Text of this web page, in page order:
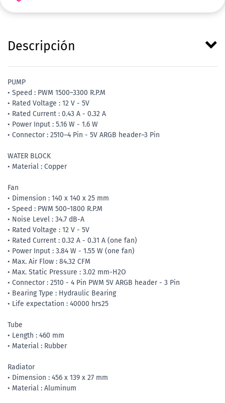
Descripción
PUMP
• Speed : PWM 1500~3300 R.P.M
• Rated Voltage : 12 V - 5V
• Rated Current : 0.43 A - 0.32 A
• Power Input : 5.16 W - 1.6 W
• Connector : 2510–4 Pin - 5V ARGB header–3 Pin
WATER BLOCK
• Material : Copper
Fan
• Dimension : 140 x 140 x 25 mm
• Speed : PWM 500~1800 R.P.M
• Noise Level : 34.7 dB-A
• Rated Voltage : 12 V - 5V
• Rated Current : 0.32 A - 0.31 A (one fan)
• Power Input : 3.84 W - 1.55 W (one fan)
• Max. Air Flow : 84.32 CFM
• Max. Static Pressure : 3.02 mm-H2O
• Connector : 2510 - 4 Pin PWM 5V ARGB header - 3 Pin
• Bearing Type : Hydraulic Bearing
• Life expectation : 40000 hrs25
Tube
• Length : 460 mm
• Material : Rubber
Radiator
• Dimension : 456 x 139 x 27 mm
• Material : Aluminum